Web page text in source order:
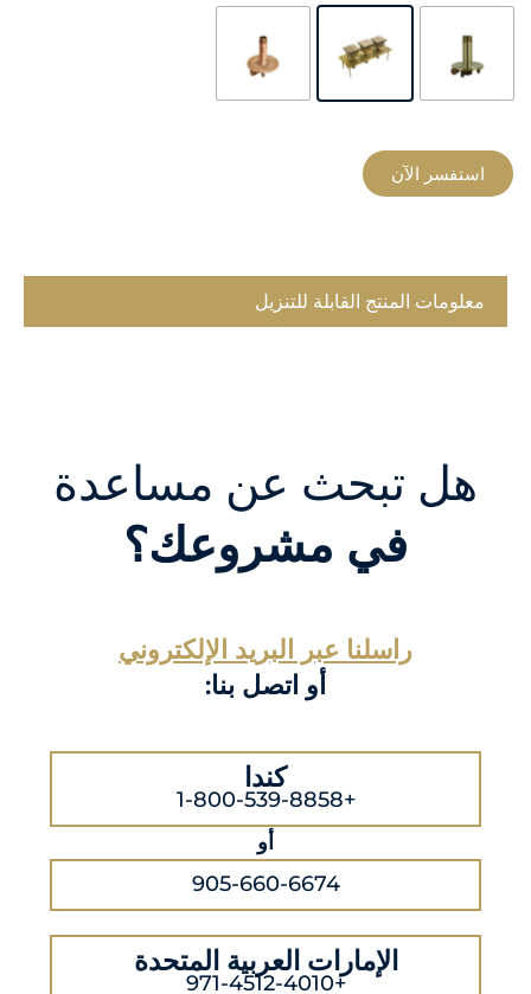
استفسر الآن
معلومات المنتج القابلة للتنزيل
هل تبحث عن مساعدة
في مشروعك؟
راسلنا عبر البريد الإلكتروني
أو اتصل بنا:
كندا
+1-800-539-8858
أو
905-660-6674
الإمارات العربية المتحدة
+971-4512-4010